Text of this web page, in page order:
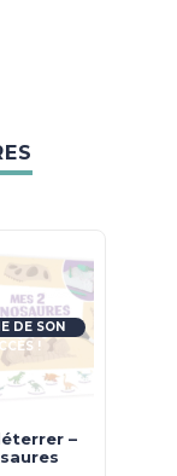
DE SON
!
–